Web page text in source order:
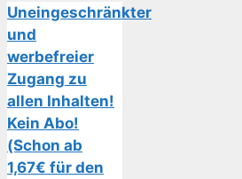
Uneingeschränkter
und
werbefreier
Zugang zu
allen Inhalten!
Kein Abo!
(Schon ab
1,67€ für den